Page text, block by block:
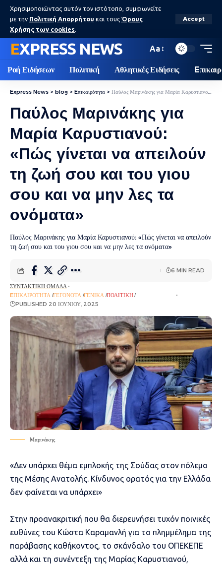
Χρησιμοποιώντας αυτόν τον ιστότοπο, συμφωνείτε
με την Πολιτική Απορρήτου και τους Όρους
Χρήσης των cookies.
Accept
EXPRESS NEWS Aa
Ροή Ειδήσεων Πολιτική Αθλητικές Ειδήσεις
Express News > blog > Eπικαιρότητα > Παύλος Μαρινάκης για Μαρία Καρυστιανού: «Πώς γίνεται να απειλούν τη ζωή σου και του γιου σου και να μην λες τα ονόματα»
Παύλος Μαρινάκης για
Μαρία Καρυστιανού:
«Πώς γίνεται να απειλούν
τη ζωή σου και του γιου
σου και να μην λες τα
ονόματα»
Παύλος Μαρινάκης για Μαρία Καρυστιανού: «Πώς γίνεται να απειλούν
τη ζωή σου και του γιου σου και να μην λες τα ονόματα»
ΣΥΝΤΑΚΤΙΚΉ ΟΜΆΔΑ
EΠΙΚΑΙΡΌΤΗΤΑ ΓΕΓΟΝΌΤΑ ΓΕΝΙΚΆ ΠΟΛΙΤΙΚΉ ΡΟΉ ΕΙΔΉΣΕΩΝ
PUBLISHED 20 ΙΟΥΝΊΟΥ, 2025
6 MIN READ
Μαρινάκης
«Δεν υπάρχει θέμα εμπλοκής της Σούδας στον πόλεμο
της Μέσης Ανατολής. Κίνδυνος ορατός για την Ελλάδα
δεν φαίνεται να υπάρχει»
Στην προανακριτική που θα διερευνήσει τυχόν ποινικές
ευθύνες του Κώστα Καραμανλή για το πλημμέλημα της
παράβασης καθήκοντος, το σκάνδαλο του ΟΠΕΚΕΠΕ
αλλά και τη συνέντεξη της Μαρίας Καρυστιανού